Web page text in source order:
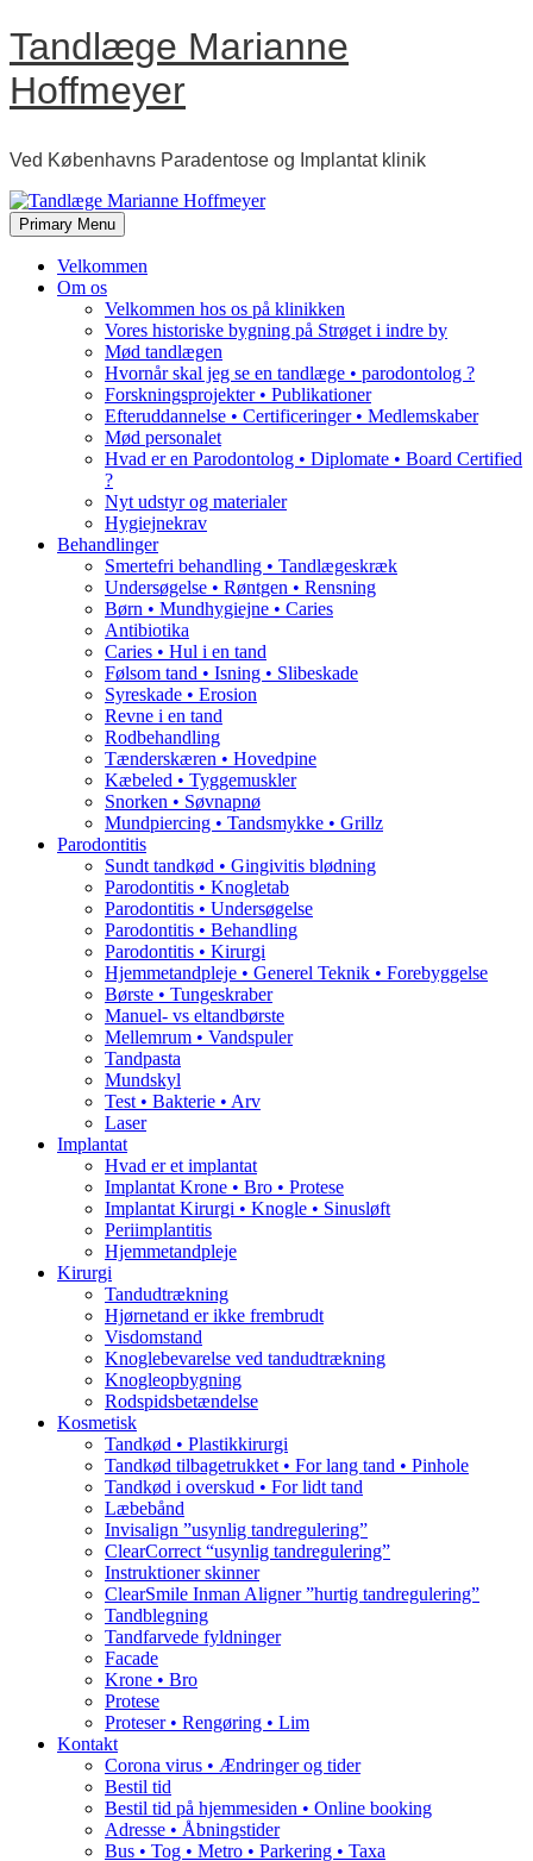
Skip
to
content
Tandlæge Marianne
Hoffmeyer
Ved Københavns Paradentose og Implantat klinik
Primary Menu
Velkommen
Om os
Velkommen hos os på klinikken
Vores historiske bygning på Strøget i indre by
Mød tandlægen
Hvornår skal jeg se en tandlæge • parodontolog ?
Forskningsprojekter • Publikationer
Efteruddannelse • Certificeringer • Medlemskaber
Mød personalet
Hvad er en Parodontolog • Diplomate • Board Certified
?
Nyt udstyr og materialer
Hygiejnekrav
Behandlinger
Smertefri behandling • Tandlægeskræk
Undersøgelse • Røntgen • Rensning
Børn • Mundhygiejne • Caries
Antibiotika
Caries • Hul i en tand
Følsom tand • Isning • Slibeskade
Syreskade • Erosion
Revne i en tand
Rodbehandling
Tænderskæren • Hovedpine
Kæbeled • Tyggemuskler
Snorken • Søvnapnø
Mundpiercing • Tandsmykke • Grillz
Parodontitis
Sundt tandkød • Gingivitis blødning
Parodontitis • Knogletab
Parodontitis • Undersøgelse
Parodontitis • Behandling
Parodontitis • Kirurgi
Hjemmetandpleje • Generel Teknik • Forebyggelse
Børste • Tungeskraber
Manuel- vs eltandbørste
Mellemrum • Vandspuler
Tandpasta
Mundskyl
Test • Bakterie • Arv
Laser
Implantat
Hvad er et implantat
Implantat Krone • Bro • Protese
Implantat Kirurgi • Knogle • Sinusløft
Periimplantitis
Hjemmetandpleje
Kirurgi
Tandudtrækning
Hjørnetand er ikke frembrudt
Visdomstand
Knoglebevarelse ved tandudtrækning
Knogleopbygning
Rodspidsbetændelse
Kosmetisk
Tandkød • Plastikkirurgi
Tandkød tilbagetrukket • For lang tand • Pinhole
Tandkød i overskud • For lidt tand
Læbebånd
Invisalign ”usynlig tandregulering”
ClearCorrect “usynlig tandregulering”
Instruktioner skinner
ClearSmile Inman Aligner ”hurtig tandregulering”
Tandblegning
Tandfarvede fyldninger
Facade
Krone • Bro
Protese
Proteser • Rengøring • Lim
Kontakt
Corona virus • Ændringer og tider
Bestil tid
Bestil tid på hjemmesiden • Online booking
Adresse • Åbningstider
Bus • Tog • Metro • Parkering • Taxa